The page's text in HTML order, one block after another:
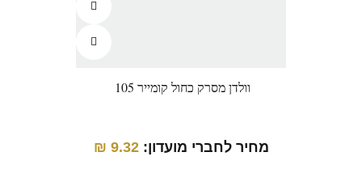
וולדן מסרק כחול קומייר 105
מחיר לחברי מועדון: 9.32
₪